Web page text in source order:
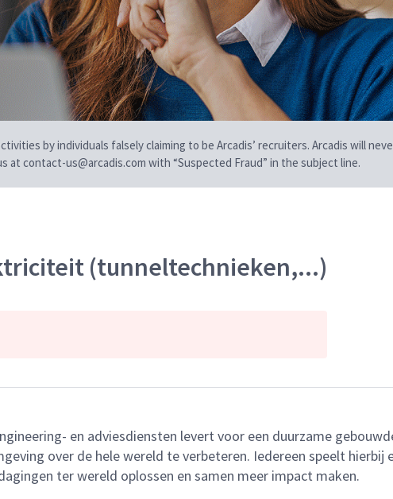
by individuals falsely claiming to be Arcadis’ recruiters. Arcadis will
contact-us@arcadis.com with “Suspected Fraud” in the subject line.
(tunneltechnieken,...)
en adviesdiensten levert voor een duurzame
over de hele wereld te verbeteren. Iedereen speelt hierbij
ter wereld oplossen en samen meer impact maken.